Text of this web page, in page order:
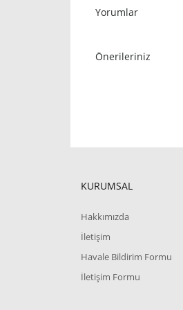
Yorumlar
Önerileriniz
KURUMSAL
Hakkımızda
İletişim
Havale Bildirim Formu
İletişim Formu